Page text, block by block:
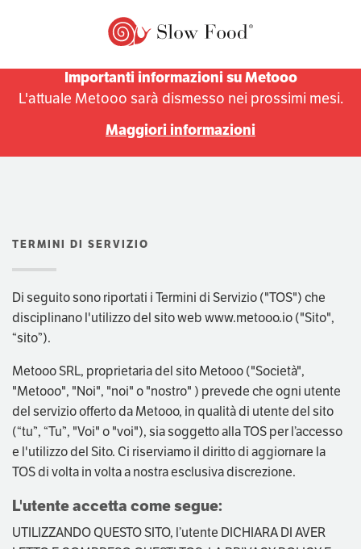
COME FUNZIONA
Importanti informazioni su Metooo
L'attuale Metooo sarà dismesso nei prossimi mesi.
Maggiori informazioni
TERMINI DI SERVIZIO
Di seguito sono riportati i Termini di Servizio ("TOS") che
disciplinano l'utilizzo del sito web www.metooo.io ("Sito",
“sito”).
Metooo SRL, proprietaria del sito Metooo ("Società",
"Metooo", "Noi", "noi" o "nostro" ) prevede che ogni utente
del servizio offerto da Metooo, in qualità di utente del sito
(“tu”, “Tu”, "Voi" o "voi"), sia soggetto alla TOS per l’accesso
e l'utilizzo del Sito. Ci riserviamo il diritto di aggiornare la
TOS di volta in volta a nostra esclusiva discrezione.
L'utente accetta come segue:
UTILIZZANDO QUESTO SITO, l’utente DICHIARA DI AVER